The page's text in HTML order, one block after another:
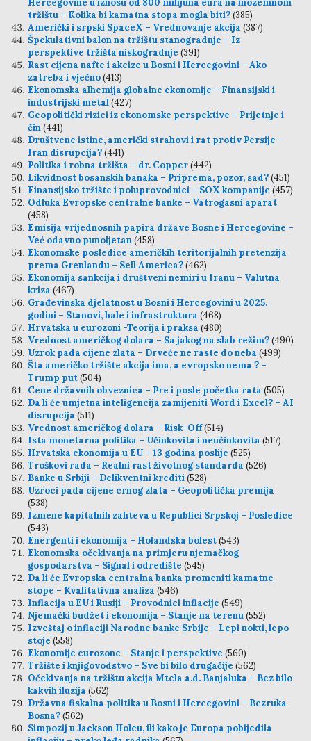
tržištu – Kolika bi kamatna stopa mogla biti?(385)
Američki i srpski SpaceX – Vrednovanje akcija (387)
Špekulativni balon na tržištu stanogradnje – Iz
perspektive tržišta niskogradnje (391)
Rast cijena nafte i akcize u Bosni i Hercegovini – Ako
zatreba i vječno(413)
Ekonomska alhemija globalne ekonomije – Finansijski i
industrijski metal(427)
Geopolitički rizici iz ekonomske perspektive – Prijetnje i
čin(441)
Društvene istine, američki strahovi i rat protiv Persije –
Iran disrupcija?(441)
Politika i robna tržišta – dr. Copper(442)
Likvidnost bosanskih banaka – Priprema, pozor, sad?(451)
Finansijsko tržište i poluprovodnici – SOX kompanije (457)
Odluka Evropske centralne banke – Vatrogasni aparat
(458)
Emisija vrijednosnih papira države Bosne i Hercegovine –
Već odavno punoljetan(458)
Ekonomske posledice američkih teritorijalnih pretenzija
prema Grenlandu – Sell America?(462)
Ekonomija sankcija i društveni nemiri u Iranu – Valutna
kriza (467)
Građevinska djelatnost u Bosni i Hercegovini u 2025.
godini – Stanovi, hale i infrastruktura (468)
Hrvatska u eurozoni -Teorija i praksa (480)
Vrednost američkog dolara – Sa jakog na slab režim?(490)
Uzrok pada cijene zlata – Drveće ne raste do neba (499)
Šta američko tržište akcija ima, a evropsko nema ? –
Trump put(504)
Cene državnih obveznica – Pre i posle početka rata (505)
Da li će umjetna inteligencija zamijeniti Word i Excel? – AI
disrupcija (511)
Vrednost američkog dolara – Risk-Off(514)
Ista monetarna politika – Učinkovita i neučinkovita (517)
Hrvatska ekonomija u EU – 13 godina poslije (525)
Troškovi rada – Realni rast životnog standarda (526)
Banke u Srbiji – Delikventni krediti(528)
Uzroci pada cijene crnog zlata – Geopolitička premija
(538)
Izmene kapitalnih zahteva u Republici Srpskoj – Posledice
(543)
Energenti i ekonomija – Holandska bolest(543)
Ekonomska očekivanja na primjeru njemačkog
gospodarstva – Signal i odredište (545)
Da li će Evropska centralna banka promeniti kamatne
stope – Kvalitativna analiza (546)
Inflacija u EU i Rusiji – Provodnici inflacije (549)
Njemački budžet i ekonomija – Stanje na terenu(552)
Izveštaj o inflaciji Narodne banke Srbije – Lepi nokti, lepo
stoje (558)
Ekonomije eurozone – Stanje i perspektive (560)
Tržište i knjigovodstvo – Sve bi bilo drugačije (562)
Očekivanja na tržištu akcija Mtela a.d. Banjaluka – Bez bilo
kakvih iluzija (562)
Državna fiskalna politika u Bosni i Hercegovini – Bezruka
Bosna?(562)
Simpozij u Jackson Holeu, ili kako je Europa pobijedila